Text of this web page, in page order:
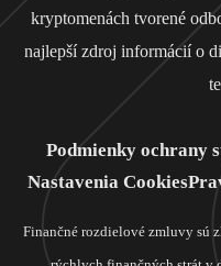
kryptomenách tvorené
najlepší zdroj informácií o
Podmienky ochrany
Nastavenia Cookies
Finančné rozdielové zmluvy sú